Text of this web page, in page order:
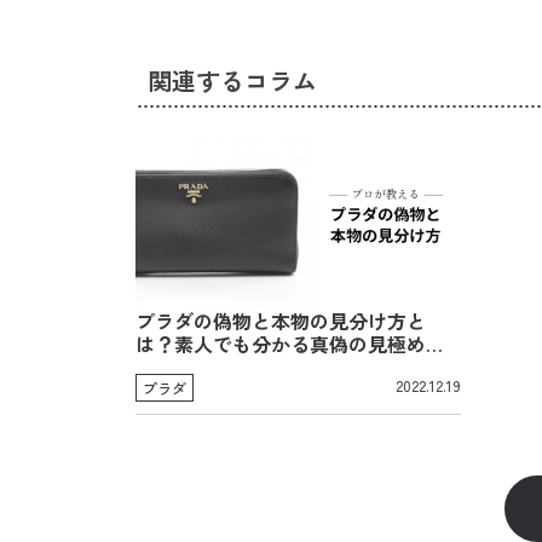
関連するコラム
プラダの偽物と本物の見分け方と
は？素人でも分かる真偽の見極めポ
イント
プラダ 2022.12.19